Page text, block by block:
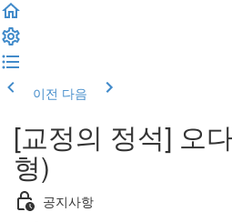
이전 다음
[교정의 정석] 오
형)
공지사항